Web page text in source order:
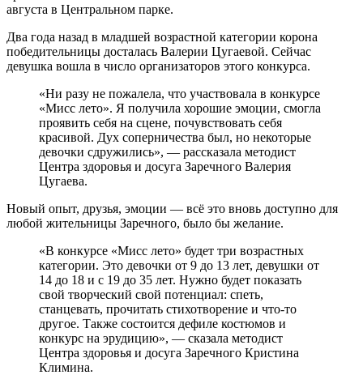
августа в Центральном парке.
Два года назад в младшей возрастной категории корона
победительницы досталась Валерии Цугаевой. Сейчас
девушка вошла в число организаторов этого конкурса.
«Ни разу не пожалела, что участвовала в конкурсе
«Мисс лето». Я получила хорошие эмоции, смогла
проявить себя на сцене, почувствовать себя
красивой. Дух соперничества был, но некоторые
девочки сдружились», — рассказала методист
Центра здоровья и досуга Заречного Валерия
Цугаева.
Новый опыт, друзья, эмоции — всё это вновь доступно для
любой жительницы Заречного, было бы желание.
«В конкурсе «Мисс лето» будет три возрастных
категории. Это девочки от 9 до 13 лет, девушки от
14 до 18 и с 19 до 35 лет. Нужно будет показать
свой творческий свой потенциал: спеть,
станцевать, прочитать стихотворение и что-то
другое. Также состоится дефиле костюмов и
конкурс на эрудицию», — сказала методист
Центра здоровья и досуга Заречного Кристина
Климина.